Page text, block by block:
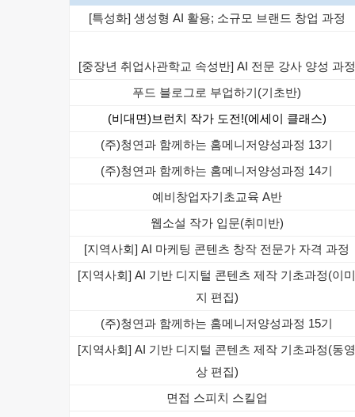
[특성화] 생성형 AI 활용; 소규모 브랜드 창업 과정
[중장년 취업사관학교 속성반] AI 전문 강사 양성 과정
푸드 블로그로 부업하기(기초반)
(비대면)브런치 작가 도전!(에세이 클래스)
(주)청연과 함께하는 홈메니저양성과정 13기
(주)청연과 함께하는 홈메니저양성과정 14기
예비창업자기초교육 A반
웹소설 작가 입문(취미반)
[지역사회] AI 마케팅 콘텐츠 창작 전문가 자격 과정
[지역사회] AI 기반 디지털 콘텐츠 제작 기초과정(이미
지 편집)
(주)청연과 함께하는 홈메니저양성과정 15기
[지역사회] AI 기반 디지털 콘텐츠 제작 기초과정(동영
상 편집)
면접 스피치 스킬업